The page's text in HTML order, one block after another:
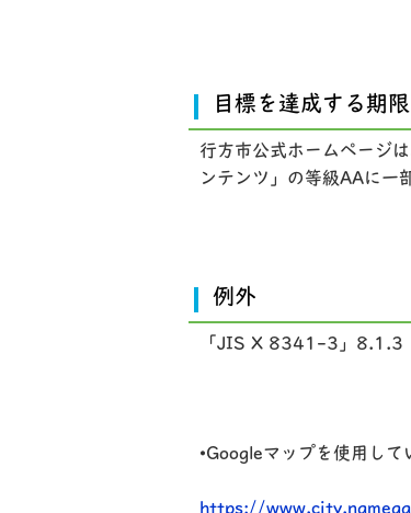
目標を達成する期
行方市公式ホームページ
ンテンツ」の等級AAに一
例外
「JIS X 8341-3」8.1.3
•Googleマップを使用して